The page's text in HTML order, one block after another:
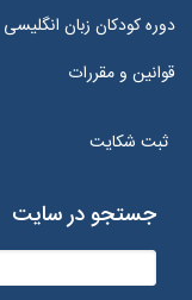
دوره کودکان زبان انگلیسی
قوانین و مقررات
ثبت شکایت
جستجو در سایت